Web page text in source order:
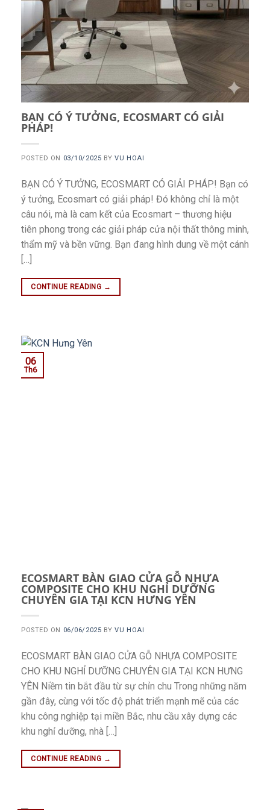
BẠN CÓ Ý TƯỞNG, ECOSMART CÓ GIẢI
PHÁP!
POSTED ON 03/10/2025 BYVU HOAI
BẠN CÓ Ý TƯỞNG, ECOSMART CÓ GIẢI PHÁP! Bạn có
ý tưởng, Ecosmart có giải pháp! Đó không chỉ là một
câu nói, mà là cam kết của Ecosmart – thương hiệu
tiên phong trong các giải pháp cửa nội thất thông minh,
thẩm mỹ và bền vững. Bạn đang hình dung về một cánh
[…]
CONTINUE READING →
ECOSMART BÀN GIAO CỬA GỖ NHỰA
COMPOSITE CHO KHU NGHỈ DƯỠNG
CHUYÊN GIA TẠI KCN HƯNG YÊN
POSTED ON 06/06/2025 BYVU HOAI
06
Th6
ECOSMART BÀN GIAO CỬA GỖ NHỰA COMPOSITE
CHO KHU NGHỈ DƯỠNG CHUYÊN GIA TẠI KCN HƯNG
YÊN Niềm tin bắt đầu từ sự chỉn chu Trong những năm
gần đây, cùng với tốc độ phát triển mạnh mẽ của các
khu công nghiệp tại miền Bắc, nhu cầu xây dựng các
khu nghỉ dưỡng, nhà […]
CONTINUE READING →